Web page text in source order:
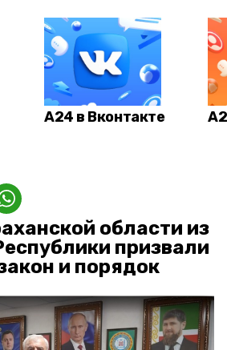
А24 в Вконтакте
области из
призвали
и порядок